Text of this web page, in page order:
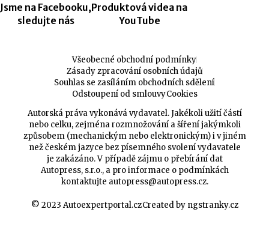
Jsme na Facebooku,
sledujte nás
Produktová videa na
YouTube
Všeobecné obchodní podmínky
Zásady zpracování osobních údajů
Souhlas se zasíláním obchodních sdělení
Odstoupení od smlouvyCookies
Autorská práva vykonává vydavatel. Jakékoli užití částí
nebo celku, zejména rozmnožování a šíření jakýmkoli
způsobem (mechanickým nebo elektronickým) i v jiném
než českém jazyce bez písemného svolení vydavatele
je zakázáno. V případě zájmu o přebírání dat
Autopress, s.r.o., a pro informace o podmínkách
kontaktujte autopress@autopress.cz.
© 2023 Autoexpertportal.czCreated by ngstranky.cz